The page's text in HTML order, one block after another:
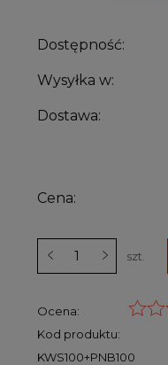
Dostępność:
Wysyłka w:
Dostawa:
Cena:
szt.
Ocena:
Kod produktu:
KWS100+PNB100